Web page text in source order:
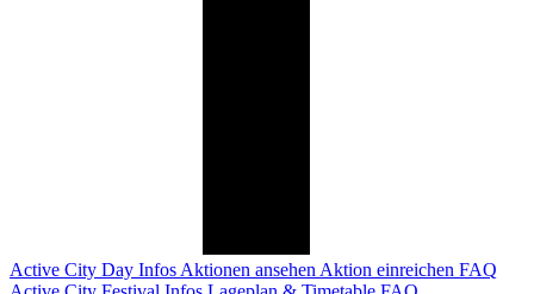
Active City Day Infos Aktionen ansehen Aktion einreichen FAQ